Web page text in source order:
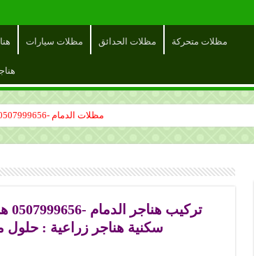
مظلات سيارات مظلات الحدائق مظلات متحركة
مظلات الدمام -0507999656 مظلات لكسان مظلات قماش سواتر حديد الدمام
سكنية هناجر زراعية : حلول